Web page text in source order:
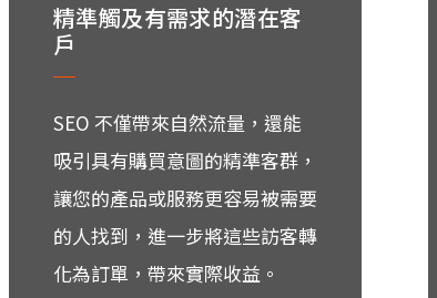
精準觸及有需求的潛在客
戶
SEO 不僅帶來自然流量，還能
吸引具有購買意圖的精準客群，
讓您的產品或服務更容易被需要
的人找到，進一步將這些訪客轉
化為訂單，帶來實際收益。